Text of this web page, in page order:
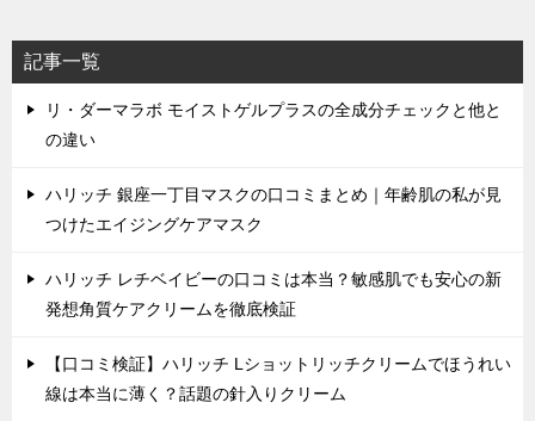
記事一覧
リ・ダーマラボ モイストゲルプラスの全成分チェックと他と
の違い
ハリッチ 銀座一丁目マスクの口コミまとめ｜年齢肌の私が見
つけたエイジングケアマスク
ハリッチ レチベイビーの口コミは本当？敏感肌でも安心の新
発想角質ケアクリームを徹底検証
【口コミ検証】ハリッチ Lショットリッチクリームでほうれい
線は本当に薄く？話題の針入りクリーム